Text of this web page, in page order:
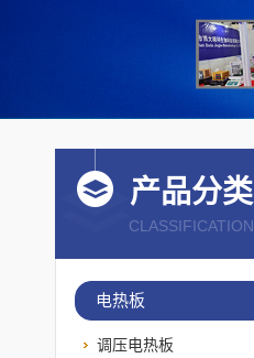
产品分类
CLASSIFICATION
电热板
调压电热板